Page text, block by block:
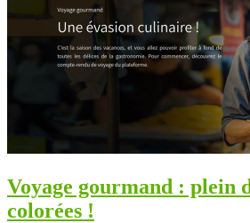
Voyage gourmand : plein
colorées !